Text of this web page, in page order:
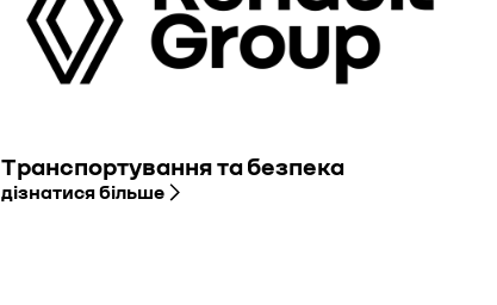
Транспортування та безпека
дізнатися більше